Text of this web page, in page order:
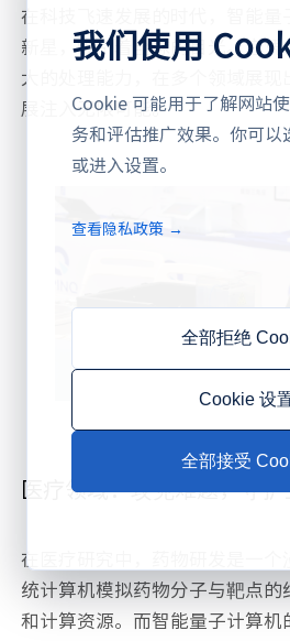
在科技飞速发展的时代，智能
新星，吸引着全球的目光。它
大的处理能力，在多个领域展
展注入无限可能。
医疗领域：攻克难题，守
在医疗研究中，药物研发是一
统计算机模拟药物分子与靶点
和计算资源。而智能量子计算
我们使用
Cookie 可能用于了解网站
务和评估推广效果。你可以
或进入设置。
查看隐私政策 →
全部拒绝
Cookie 设
全部接受